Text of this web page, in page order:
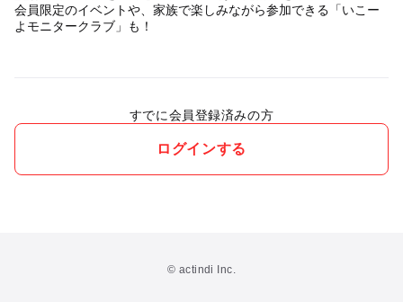
会員限定のイベントや、家族で楽しみながら参加できる「いこー
よモニタークラブ」も！
すでに会員登録済みの方
ログインする
© actindi Inc.